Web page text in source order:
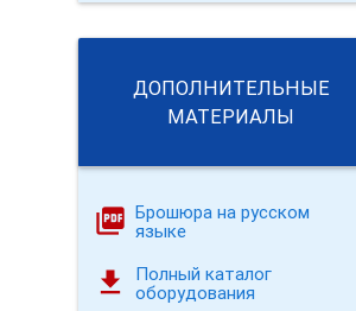
ДОПОЛНИТЕЛЬНЫЕ
МАТЕРИАЛЫ
Брошюра на русском
языке
Полный каталог
оборудования